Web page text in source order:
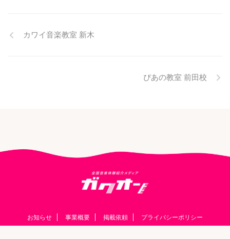
カワイ音楽教室 新木
ぴあの教室 前田校
お知らせ 事業概要 掲載依頼 プライバシーポリシー